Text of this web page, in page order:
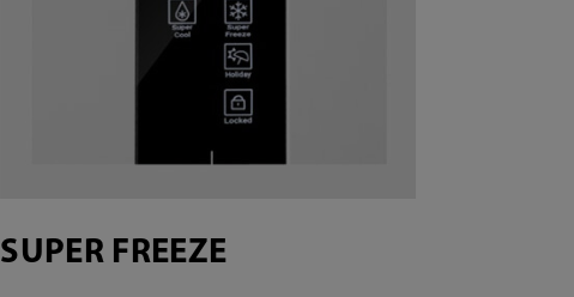
SUPER FREEZE